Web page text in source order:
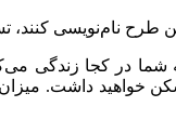
طرح نام‌نویسی